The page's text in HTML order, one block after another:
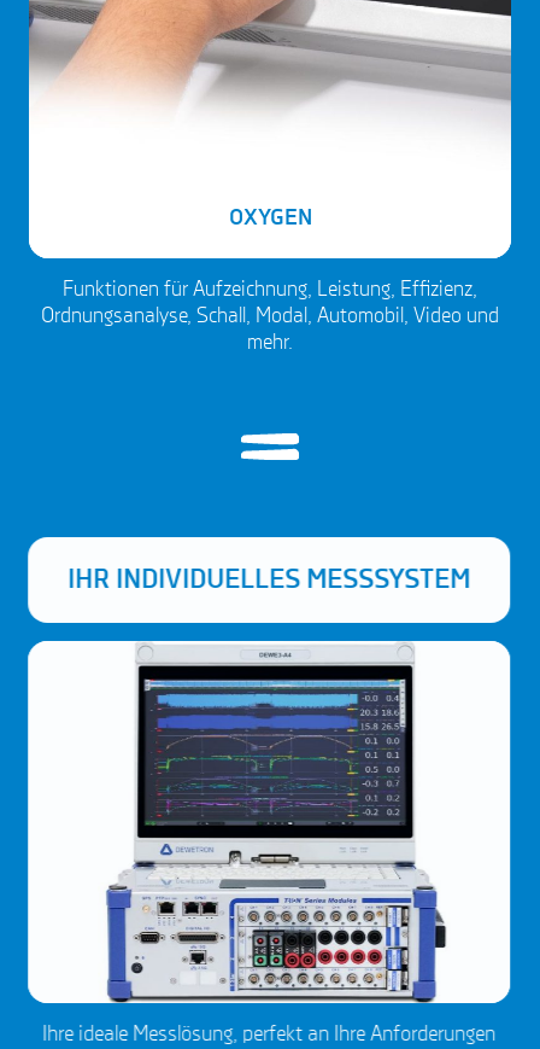
OXYGEN
Funktionen für Aufzeichnung, Leistung, Effizienz,
Ordnungsanalyse, Schall, Modal, Automobil, Video und
mehr.
IHR INDIVIDUELLES MESSSYSTEM
Ihre ideale Messlösung, perfekt an Ihre Anforderungen